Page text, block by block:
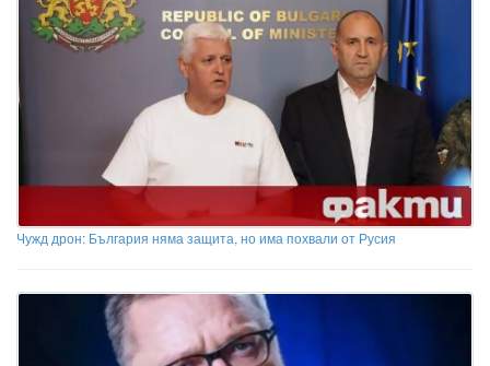
Чужд дрон: България няма защита, но има похвали от Русия